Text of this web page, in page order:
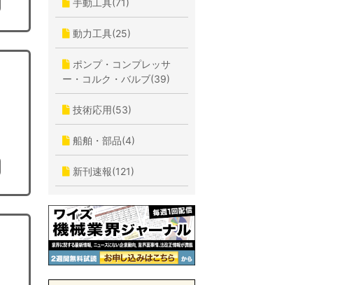
手動工具(71)
動力工具(25)
ポンプ・コンプレッサ
ー・コルク・バルブ(39)
技術応用(53)
船舶・部品(4)
新刊速報(121)